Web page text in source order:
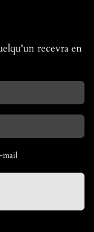
recevra en
mail